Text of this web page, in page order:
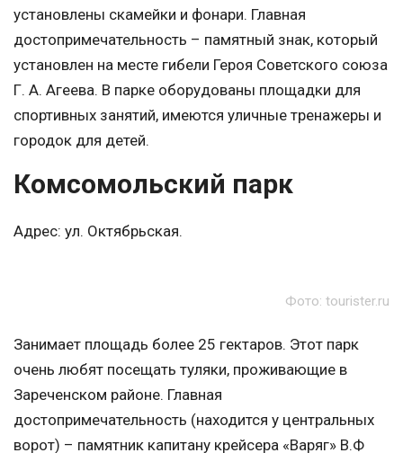
установлены скамейки и фонари. Главная
достопримечательность – памятный знак, который
установлен на месте гибели Героя Советского союза
Г. А. Агеева. В парке оборудованы площадки для
спортивных занятий, имеются уличные тренажеры и
городок для детей.
Комсомольский парк
Адрес: ул. Октябрьская.
Фото: tourister.ru
Занимает площадь более 25 гектаров. Этот парк
очень любят посещать туляки, проживающие в
Зареченском районе. Главная
достопримечательность (находится у центральных
ворот) – памятник капитану крейсера «Варяг» В.Ф